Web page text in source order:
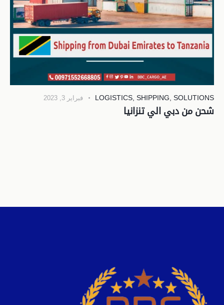
LOGISTICS SHIPPING SOLUTIONS فبراير 3, 2023
شحن من دبي الي تنزانيا